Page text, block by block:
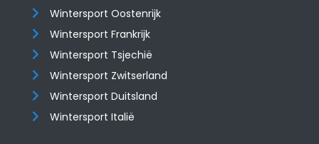
Wintersport Oostenrijk
Wintersport Frankrijk
Wintersport Tsjechië
Wintersport Zwitserland
Wintersport Duitsland
Wintersport Italië